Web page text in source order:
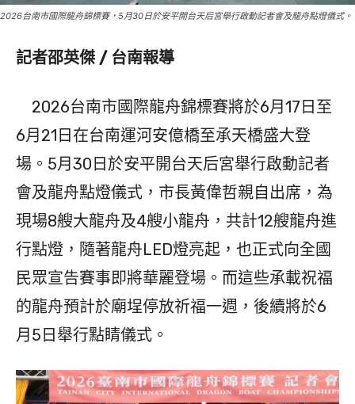
2026台南市國際龍舟錦標賽，5月30日於安平開台天后宮舉行啟動記者會及龍舟點燈儀式。
記者邵英傑 / 台南報導
2026台南市國際龍舟錦標賽將於6月17日至
6月21日在台南運河安億橋至承天橋盛大登
場。5月30日於安平開台天后宮舉行啟動記者
會及龍舟點燈儀式，市長黃偉哲親自出席，為
現場8艘大龍舟及4艘小龍舟，共計12艘龍舟進
行點燈，隨著龍舟LED燈亮起，也正式向全國
民眾宣告賽事即將華麗登場。而這些承載祝福
的龍舟預計於廟埕停放祈福一週，後續將於6
月5日舉行點睛儀式。